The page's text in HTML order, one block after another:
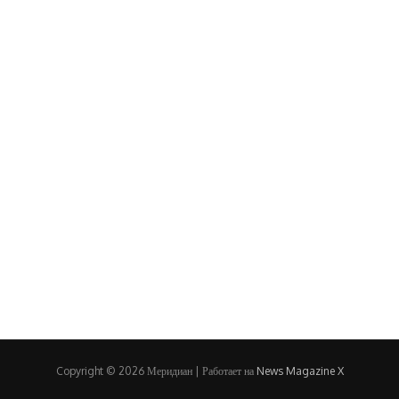
Copyright © 2026 Меридиан | Работает на News Magazine X